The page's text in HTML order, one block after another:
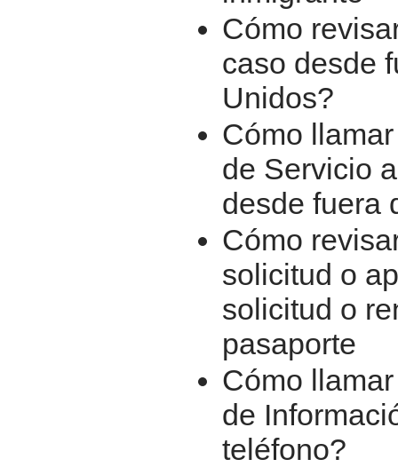
Cómo
caso desde
Unidos?
Cómo
de Servicio
desde fuera
Cómo
solicitud o
solicitud o
pasaporte
Cómo
de
teléfono?